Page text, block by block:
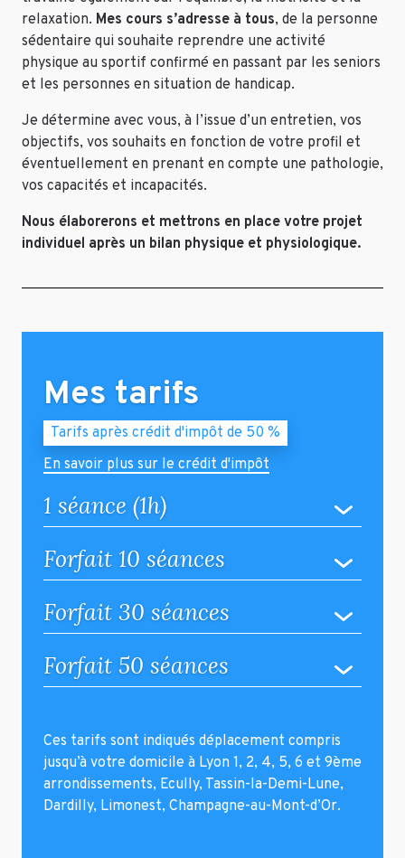
relaxation. Mes cours s’adresse à tous, de la personne
sédentaire qui souhaite reprendre une activité
physique au sportif confirmé en passant par les seniors
et les personnes en situation de handicap.
Je détermine avec vous, à l’issue d’un entretien, vos
objectifs, vos souhaits en fonction de votre profil et
éventuellement en prenant en compte une pathologie,
vos capacités et incapacités.
Nous élaborerons et mettrons en place votre projet
individuel après un bilan physique et physiologique.
Mes tarifs
Tarifs après crédit d'impôt de 50 %
En savoir plus sur le crédit d'impôt
1 séance (1h)
Forfait 10 séances
Forfait 30 séances
Forfait 50 séances
Ces tarifs sont indiqués déplacement compris
jusqu’à votre domicile à Lyon 1, 2, 4, 5, 6 et 9ème
arrondissements, Ecully, Tassin-la-Demi-Lune,
Dardilly, Limonest, Champagne-au-Mont-d’Or.